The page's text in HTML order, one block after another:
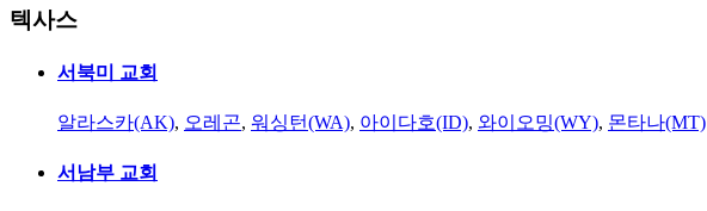
텍사스
서북미 교회
알라스카(AK), 오레곤, 워싱턴(WA), 아이다호(ID), 와이오밍(WY), 몬타나(MT)
서남부 교회